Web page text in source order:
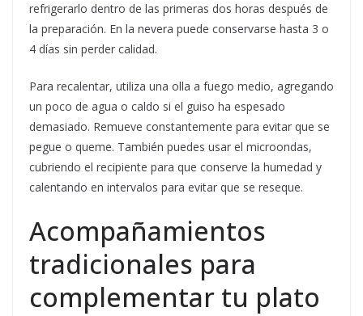
refrigerarlo dentro de las primeras dos horas después de
la preparación. En la nevera puede conservarse hasta 3 o
4 días sin perder calidad.
Para recalentar, utiliza una olla a fuego medio, agregando
un poco de agua o caldo si el guiso ha espesado
demasiado. Remueve constantemente para evitar que se
pegue o queme. También puedes usar el microondas,
cubriendo el recipiente para que conserve la humedad y
calentando en intervalos para evitar que se reseque.
Acompañamientos
tradicionales para
complementar tu plato